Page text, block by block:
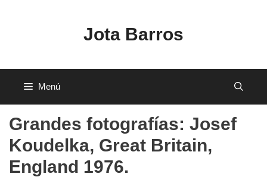
Jota Barros
Menú
Grandes fotografías: Josef
Koudelka, Great Britain,
England 1976.